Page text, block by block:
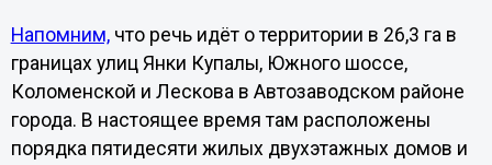
Напомним,что речь идёт о территории в 26,3 га в
границах улиц Янки Купалы, Южного шоссе,
Коломенской и Лескова в Автозаводском районе
города. В настоящее время там расположены
порядка пятидесяти жилых двухэтажных домов и